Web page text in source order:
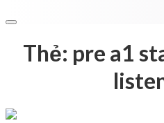
Thẻ: pre a1